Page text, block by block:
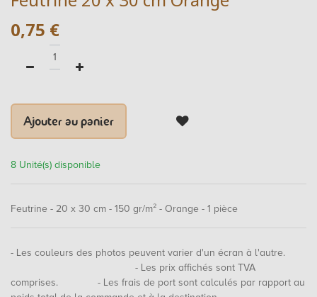
0,75 €
Ajouter au panier
8 Unité(s) disponible
Feutrine - 20 x 30 cm - 150 gr/m² - Orange - 1 pièce
- Les couleurs des photos peuvent varier d'un écran à l'autre.
- Les prix affichés sont TVA
comprises. - Les frais de port sont calculés par rapport au